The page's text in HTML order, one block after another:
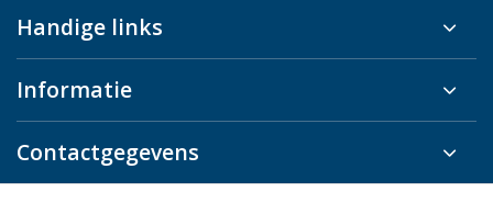
Handige links
Informatie
Contactgegevens